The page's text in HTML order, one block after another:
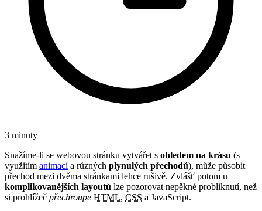
3 minuty
Snažíme-li se webovou stránku vytvářet s ohledem na krásu (s
využitím animacía různých plynulých přechodů), může působit
přechod mezi dvěma stránkami lehce rušivě. Zvlášť potom u
komplikovanějších layoutů lze pozorovat nepěkné probliknutí, než
si prohlížeč přechroupe HTML, CSS a JavaScript.